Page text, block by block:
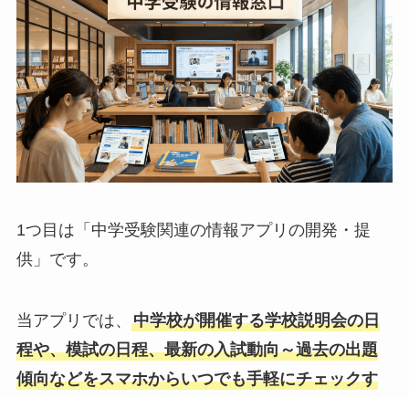
1つ目は「中学受験関連の情報アプリの開発・提
供」です。
当アプリでは、 中学校が開催する学校説明会の日
程や、模試の日程、最新の入試動向～過去の出題
傾向などをスマホからいつでも手軽にチェックす